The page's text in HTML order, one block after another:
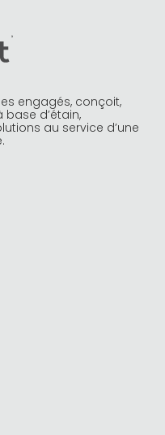
engagés, conçoit,
d’étain,
au service d’une